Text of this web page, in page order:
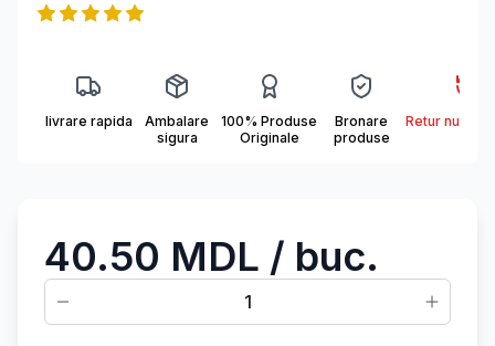
Informații produs
Reviews
5out of 5 stars
livrare rapida
Ambalare
sigura
100% Produse
Originale
Bronare
produse
Retur nu se
40.50 MDL / buc.
1